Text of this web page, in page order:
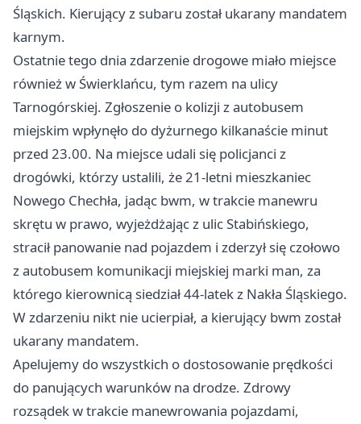
Śląskich. Kierujący z subaru został ukarany mandatem
karnym.
Ostatnie tego dnia zdarzenie drogowe miało miejsce
również w Świerklańcu, tym razem na ulicy
Tarnogórskiej. Zgłoszenie o kolizji z autobusem
miejskim wpłynęło do dyżurnego kilkanaście minut
przed 23.00. Na miejsce udali się policjanci z
drogówki, którzy ustalili, że 21-letni mieszkaniec
Nowego Chechła, jadąc bwm, w trakcie manewru
skrętu w prawo, wyjeżdżając z ulic Stabińskiego,
stracił panowanie nad pojazdem i zderzył się czołowo
z autobusem komunikacji miejskiej marki man, za
którego kierownicą siedział 44-latek z Nakła Śląskiego.
W zdarzeniu nikt nie ucierpiał, a kierujący bwm został
ukarany mandatem.
Apelujemy do wszystkich o dostosowanie prędkości
do panujących warunków na drodze. Zdrowy
rozsądek w trakcie manewrowania pojazdami,